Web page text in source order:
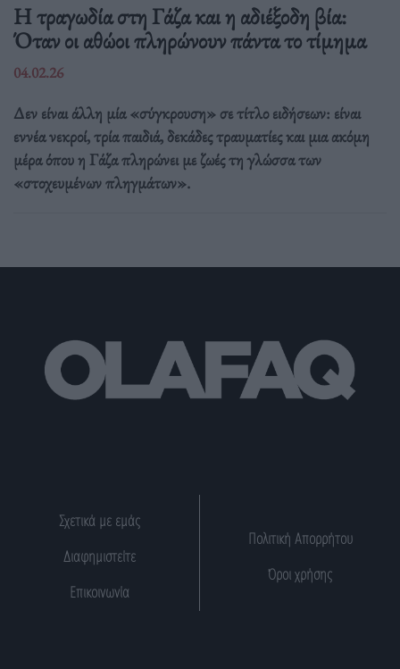
Η τραγωδία στη Γάζα και η αδιέξοδη βία:
Όταν οι αθώοι πληρώνουν πάντα το τίμημα
04.02.26
Δεν είναι άλλη μία «σύγκρουση» σε τίτλο ειδήσεων: είναι
εννέα νεκροί, τρία παιδιά, δεκάδες τραυματίες και μια ακόμη
μέρα όπου η Γάζα πληρώνει με ζωές τη γλώσσα των
«στοχευμένων πληγμάτων».
Σχετικά με εμάς
Διαφημιστείτε
Επικοινωνία
Πολιτική Απορρήτου
Όροι χρήσης